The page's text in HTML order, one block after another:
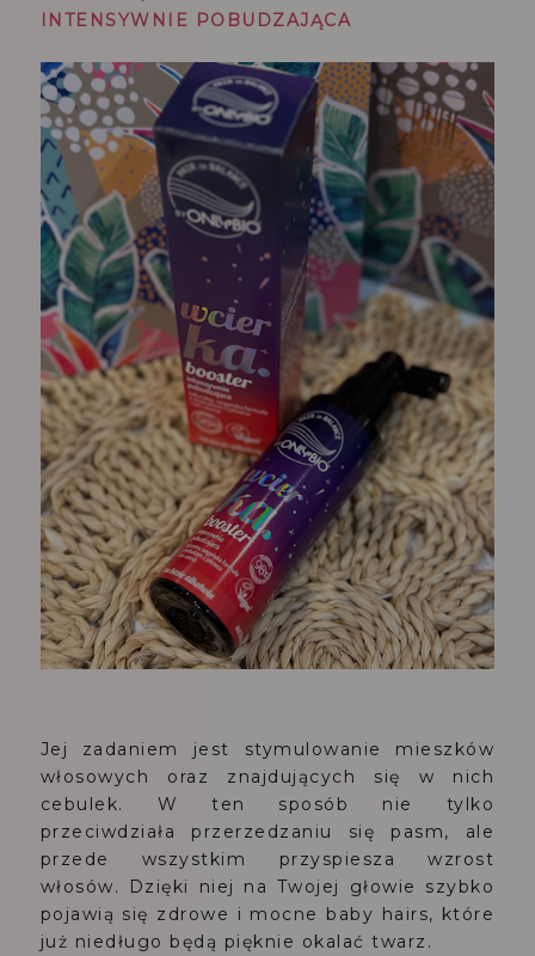
INTENSYWNIE POBUDZAJĄCA
Jej zadaniem jest stymulowanie mieszków
włosowych oraz znajdujących się w nich
cebulek. W ten sposób nie tylko
przeciwdziała przerzedzaniu się pasm, ale
przede wszystkim przyspiesza wzrost
włosów. Dzięki niej na Twojej głowie szybko
pojawią się zdrowe i mocne baby hairs, które
już niedługo będą pięknie okalać twarz.